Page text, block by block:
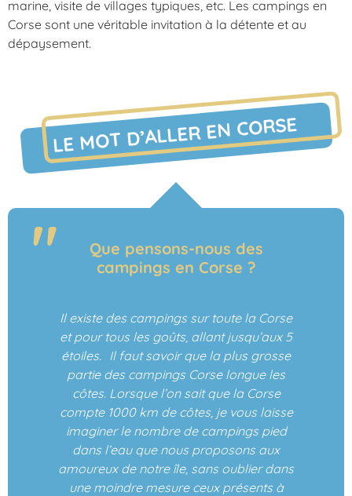
marine, visite de villages typiques, etc. Les campings en
Corse sont une véritable invitation à la détente et au
dépaysement.
LE MOT D’ALLER EN CORSE
Que pensons-nous des
campings en Corse ?
Il existe des campings sur toute la Corse
et pour tous les goûts, allant jusqu’aux 5
étoiles. Il faut savoir que la plus grosse
partie des campings Corse longue les
côtes. Lorsque l’on sait que la Corse
compte 1000 km de côtes, je vous laisse
imaginer le nombre de campings pied
dans l’eau que nous proposons aux
amoureux de notre île, sans oublier dans
une moindre mesure ceux présents à